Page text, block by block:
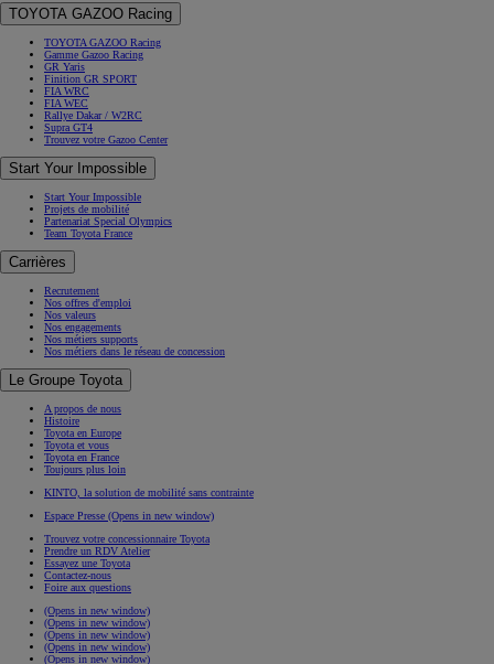
TOYOTA GAZOO Racing
TOYOTA GAZOO Racing
Gamme Gazoo Racing
GR Yaris
Finition GR SPORT
FIA WRC
FIA WEC
Rallye Dakar / W2RC
Supra GT4
Trouvez votre Gazoo Center
Start Your Impossible
Start Your Impossible
Projets de mobilité
Partenariat Special Olympics
Team Toyota France
Carrières
Recrutement
Nos offres d'emploi
Nos valeurs
Nos engagements
Nos métiers supports
Nos métiers dans le réseau de concession
Le Groupe Toyota
A propos de nous
Histoire
Toyota en Europe
Toyota et vous
Toyota en France
Toujours plus loin
KINTO, la solution de mobilité sans contrainte
Espace Presse (Opens in new window)
Trouvez votre concessionnaire Toyota
Prendre un RDV Atelier
Essayez une Toyota
Contactez-nous
Foire aux questions
(Opens in new window)
(Opens in new window)
(Opens in new window)
(Opens in new window)
(Opens in new window)